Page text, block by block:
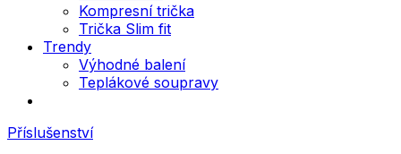
Kompresní trička
Trička Slim fit
Trendy
Výhodné balení
Teplákové soupravy
Příslušenství